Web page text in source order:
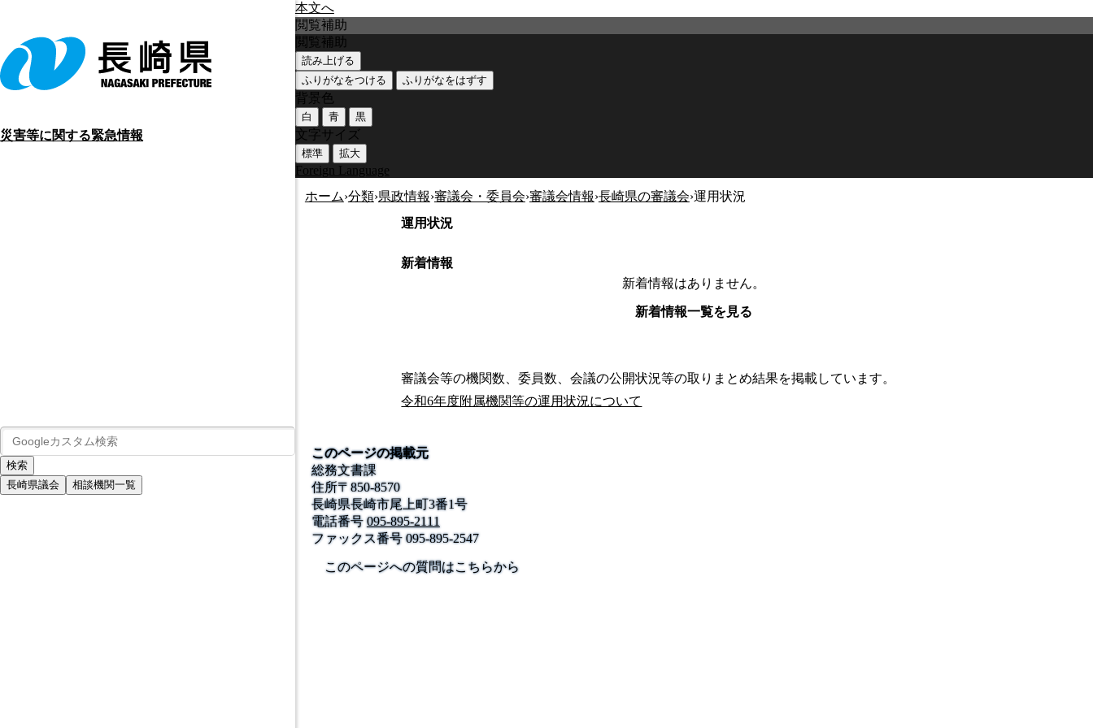
本文へ
災害等に関する緊急情報
長崎県議会 相談機関一覧
閲覧補助
閲覧補助
読み上げる
ふりがなをつける
ふりがなをはずす
背景色
白 青 黒
文字サイズ
標準 拡大
Foreign Language
ホーム›分類›県政情報›審議会・委員会›審議会情報›長崎県の審議会›運用状況
運用状況
新着情報
新着情報はありません。
新着情報一覧を見る
審議会等の機関数、委員数、会議の公開状況等の取りまとめ結果を掲載しています。
令和6年度附属機関等の運用状況について
このページの掲載元
総務文書課
住所〒850-8570
長崎県長崎市尾上町3番1号
電話番号 095-895-2111
ファックス番号095-895-2547
このページへの質問はこちらから
公式SNS
このサイトについて
長崎県庁